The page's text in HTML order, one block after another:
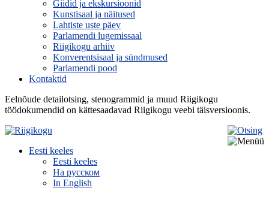
Giidid ja ekskursioonid
Kunstisaal ja näitused
Lahtiste uste päev
Parlamendi lugemissaal
Riigikogu arhiiv
Konverentsisaal ja sündmused
Parlamendi pood
Kontaktid
Eelnõude detailotsing, stenogrammid ja muud Riigikogu
töödokumendid on kättesaadavad Riigikogu veebi täisversioonis.
Eesti keeles
Eesti keeles
На русском
In English